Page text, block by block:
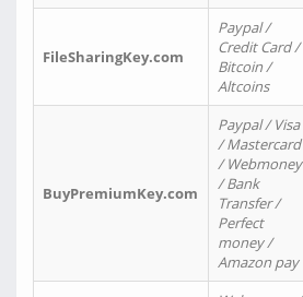
FileSharingKey.com
Paypal /
Credit Card /
Bitcoin /
Altcoins
BuyPremiumKey.com
Paypal / Visa
/ Mastercard
/ Webmoney
/ Bank
Transfer /
Perfect
money /
Amazon pay